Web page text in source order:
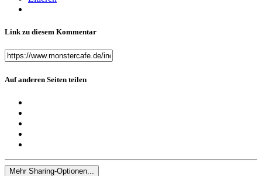
Link zu diesem Kommentar
Auf anderen Seiten teilen
Mehr Sharing-Optionen...